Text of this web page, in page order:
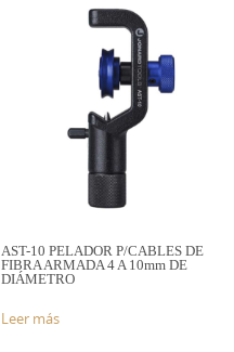
AST-10 PELADOR P/CABLES DE
FIBRA ARMADA 4 A 10mm DE
DIÁMETRO
Leer más